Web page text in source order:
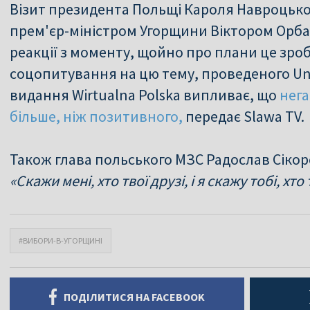
Візит президента Польщі Кароля
прем'єр-міністром Угорщини Віктором
реакції з моменту, щойно про плани це
соцопитування на цю тему, проведеного
видання Wirtualna Polska випливає, що
більше, ніж позитивного, передає Slawa TV.
Також глава польського МЗС Радослав
«Скажи мені, хто твої друзі, і я скажу тобі, хто
#ВИБОРИ-В-УГОРЩИНІ
ПОДІЛИТИСЯ НА FACEBOOK